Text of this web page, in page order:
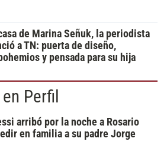
de Marina Señuk, la periodista
a TN: puerta de diseño,
y pensada para su hija
Perfil
arribó por la noche a Rosario
en familia a su padre Jorge